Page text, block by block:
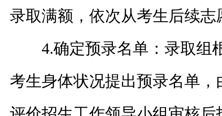
录取满额，依次从考生后续志
4.确定预录名单：录取组
考生身体状况提出预录名单